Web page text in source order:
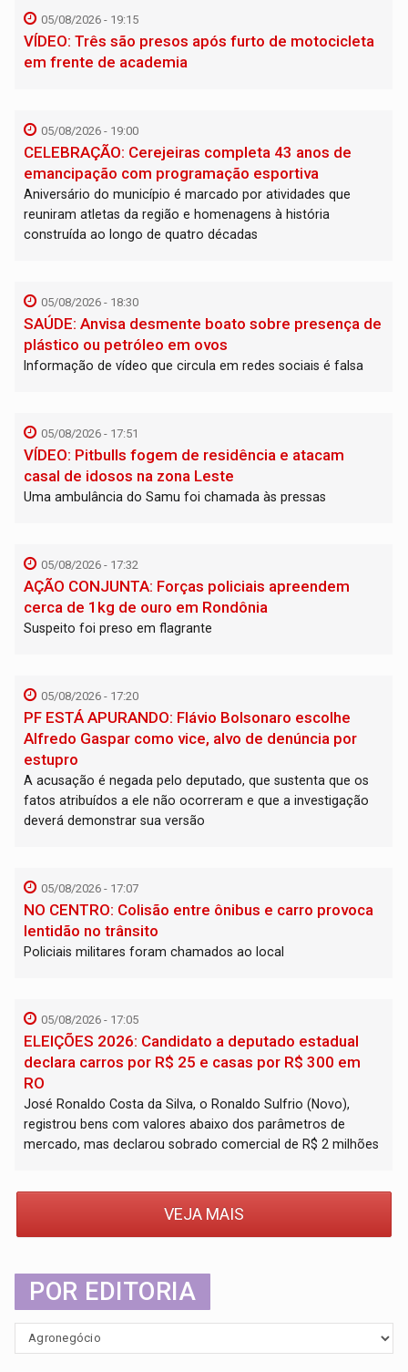
05/08/2026 - 19:15
VÍDEO: Três são presos após furto de motocicleta
em frente de academia
05/08/2026 - 19:00
CELEBRAÇÃO: Cerejeiras completa 43 anos de
emancipação com programação esportiva
Aniversário do município é marcado por atividades que
reuniram atletas da região e homenagens à história
construída ao longo de quatro décadas
05/08/2026 - 18:30
SAÚDE: Anvisa desmente boato sobre presença de
plástico ou petróleo em ovos
Informação de vídeo que circula em redes sociais é falsa
05/08/2026 - 17:51
VÍDEO: Pitbulls fogem de residência e atacam
casal de idosos na zona Leste
Uma ambulância do Samu foi chamada às pressas
05/08/2026 - 17:32
AÇÃO CONJUNTA: Forças policiais apreendem
cerca de 1kg de ouro em Rondônia
Suspeito foi preso em flagrante
05/08/2026 - 17:20
PF ESTÁ APURANDO: Flávio Bolsonaro escolhe
Alfredo Gaspar como vice, alvo de denúncia por
estupro
A acusação é negada pelo deputado, que sustenta que os
fatos atribuídos a ele não ocorreram e que a investigação
deverá demonstrar sua versão
05/08/2026 - 17:07
NO CENTRO: Colisão entre ônibus e carro provoca
lentidão no trânsito
Policiais militares foram chamados ao local
05/08/2026 - 17:05
ELEIÇÕES 2026: Candidato a deputado estadual
declara carros por R$ 25 e casas por R$ 300 em
RO
José Ronaldo Costa da Silva, o Ronaldo Sulfrio (Novo),
registrou bens com valores abaixo dos parâmetros de
mercado, mas declarou sobrado comercial de R$ 2 milhões
VEJA MAIS
POR EDITORIA